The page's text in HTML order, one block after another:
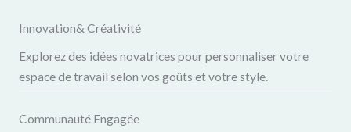
Innovation& Créativité
Explorez des idées novatrices pour personnaliser votre
espace de travail selon vos goûts et votre style.
Communauté Engagée